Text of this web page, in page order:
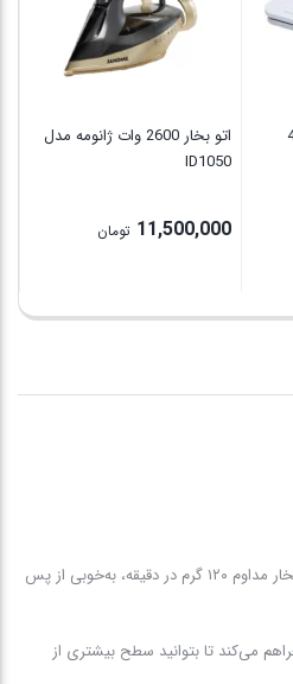
اتو بخار 2600 وات ژانومه مدل
ID1050
11,500,000 تومان
اگر به‌دنبال یک اتو پرس قدرتمند برای اتوکشی روزمره و حتی استفاده نیمه‌حرفه‌ای در منزل هستید، اتو پرس جانتک مدل ۵۷۰۰ می‌تواند یکی از بهترین گزینه‌ها باشد. این مدل با توان بخار ۱۶۰۰ وات و خروجی بخار مداوم ۱۲۰ گرم در دقیقه، به‌خوبی از پس
فضای اتوکشی بزرگ و روانی را فراهم می‌کند تا بتوانید سطح بیشتری از